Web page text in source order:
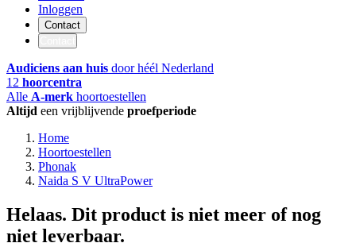
Inloggen
Contact
Audiciens aan huis door héél Nederland
12 hoorcentra
Alle A-merk hoortoestellen
Altijd een vrijblijvende proefperiode
Home
Hoortoestellen
Phonak
Naida S V UltraPower
Helaas. Dit product is niet meer of nog
niet leverbaar.